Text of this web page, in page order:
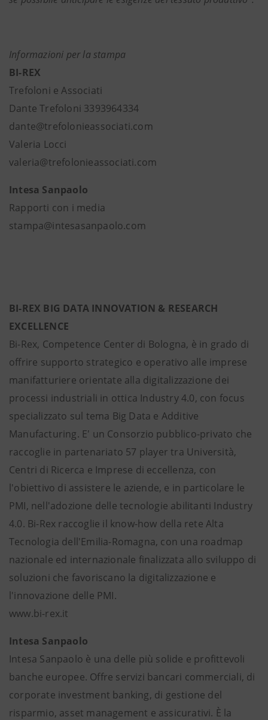
Informazioni per la stampa
BI-REX
Trefoloni e Associati
Dante Trefoloni 3393964334
dante@trefolonieassociati.com
Valeria Locci
valeria@trefolonieassociati.com
Intesa Sanpaolo
Rapporti con i media
stampa@intesasanpaolo.com
BI-REX BIG DATA INNOVATION & RESEARCH
EXCELLENCE
Bi-Rex, Competence Center di Bologna, è in grado di
offrire supporto strategico e operativo alle imprese
manifatturiere orientate alla digitalizzazione dei
processi industriali in ottica Industry 4.0, con focus
specializzato sul tema Big Data e Additive
Manufacturing. E' un Consorzio pubblico-privato che
raccoglie in partenariato 57 player tra Università,
Centri di Ricerca e Imprese di eccellenza, con
l'obiettivo di assistere le aziende, e in particolare le
PMI, nell'adozione delle tecnologie abilitanti Industry
4.0. Bi-Rex raccoglie il know-how della rete Alta
Tecnologia dell'Emilia-Romagna, con una roadmap
nazionale ed internazionale finalizzata allo sviluppo di
soluzioni che favoriscano la digitalizzazione e
l'innovazione delle PMI.
www.bi-rex.it
Intesa Sanpaolo
Intesa Sanpaolo è una delle più solide e profittevoli
banche europee. Offre servizi bancari commerciali, di
corporate investment banking, di gestione del
risparmio, asset management e assicurativi. È la